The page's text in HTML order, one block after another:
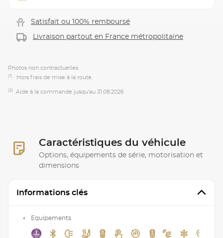
Satisfait ou 100% remboursé
Livraison partout en France métropolitaine
Photos non contractuelles
(1) Hors frais de mise à la route.
(2) Aide à la commande jusqu'au 31.08.2026
Caractéristiques du véhicule
Options, équipements de série, motorisation et
dimensions
Informations clés
Equipements